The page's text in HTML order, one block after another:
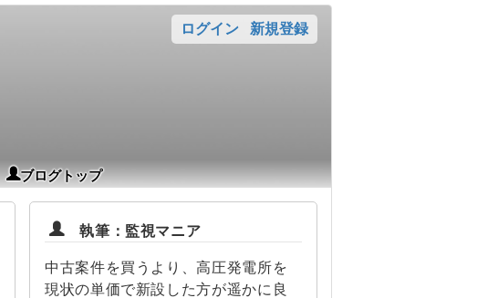
ログイン 新規登録
ブログトップ
執筆：監視マニア
中古案件を買うより、高圧発電所を
現状の単価で新設した方が遥かに良